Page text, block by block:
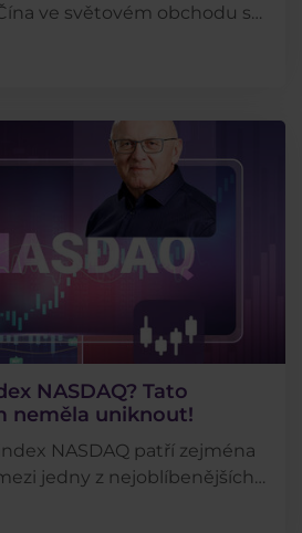
ve světovém obchodu s
napětí mezi
NASDAQ? Tato
neměla uniknout!
NASDAQ patří zejména
jedny z nejoblíbenějších